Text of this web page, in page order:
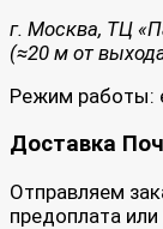
г. Москва, ТЦ
(≈20 м от
Режим работы:
Доставка
Отправляем
предоплата